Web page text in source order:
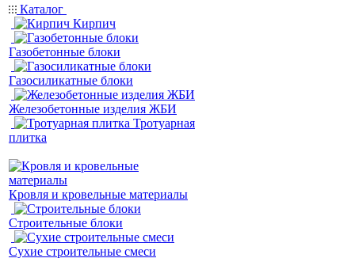
Каталог
Кирпич
Газобетонные блоки
Газосиликатные блоки
Железобетонные изделия ЖБИ
Тротуарная
плитка
Кровля и кровельные материалы
Строительные блоки
Сухие строительные смеси